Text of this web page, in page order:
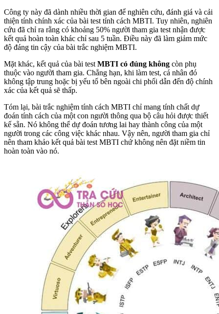
Công ty này đã dành nhiều thời gian để nghiên cứu, đánh giá và cải
thiện tính chính xác của bài test tính cách MBTI. Tuy nhiên, nghiên
cứu đã chỉ ra rằng có khoảng 50% người tham gia test nhận được
kết quả hoàn toàn khác chỉ sau 5 tuần. Điều này đã làm giảm mức
độ đáng tin cậy của bài trắc nghiệm MBTI.
Mặt khác, kết quả của bài test MBTI có đúng không còn phụ
thuộc vào người tham gia. Chẳng hạn, khi làm test, cá nhân đó
không tập trung hoặc bị yếu tố bên ngoài chi phối dẫn đến độ chính
xác của kết quả sẽ thấp.
Tóm lại, bài trắc nghiệm tính cách MBTI chỉ mang tính chất dự
đoán tính cách của một con người thông qua bộ câu hỏi được thiết
kế sẵn. Nó không thể dự đoán tương lai hay thành công của một
người trong các công việc khác nhau. Vậy nên, người tham gia chỉ
nên tham khảo kết quả bài test MBTI chứ không nên đặt niềm tin
hoàn toàn vào nó.